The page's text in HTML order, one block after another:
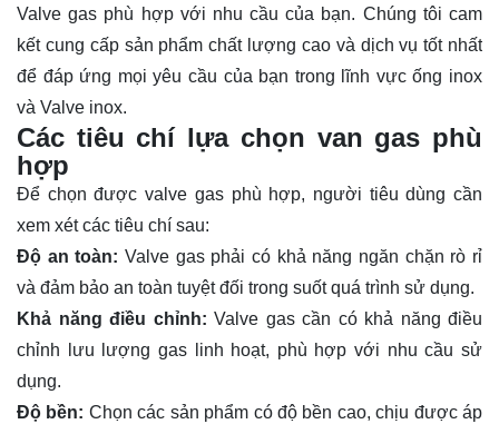
Valve gas phù hợp với nhu cầu của bạn. Chúng tôi cam
kết cung cấp sản phẩm chất lượng cao và dịch vụ tốt nhất
để đáp ứng mọi yêu cầu của bạn trong lĩnh vực ống inox
và Valve inox.
Các tiêu chí lựa chọn van gas phù
hợp
Để chọn được valve gas phù hợp, người tiêu dùng cần
xem xét các tiêu chí sau:
Độ an toàn: Valve gas phải có khả năng ngăn chặn rò rỉ
và đảm bảo an toàn tuyệt đối trong suốt quá trình sử dụng.
Khả năng điều chỉnh: Valve gas cần có khả năng điều
chỉnh lưu lượng gas linh hoạt, phù hợp với nhu cầu sử
dụng.
Độ bền: Chọn các sản phẩm có độ bền cao, chịu được áp